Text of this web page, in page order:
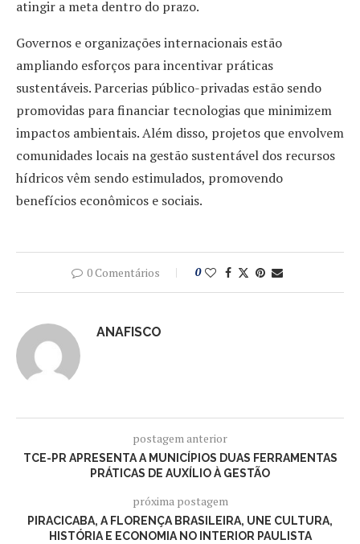
atingir a meta dentro do prazo.
Governos e organizações internacionais estão
ampliando esforços para incentivar práticas
sustentáveis. Parcerias público-privadas estão sendo
promovidas para financiar tecnologias que minimizem
impactos ambientais. Além disso, projetos que envolvem
comunidades locais na gestão sustentável dos recursos
hídricos vêm sendo estimulados, promovendo
benefícios econômicos e sociais.
0 Comentários 0
ANAFISCO
postagem anterior
TCE-PR APRESENTA A MUNICÍPIOS DUAS FERRAMENTAS
PRÁTICAS DE AUXÍLIO À GESTÃO
próxima postagem
PIRACICABA, A FLORENÇA BRASILEIRA, UNE CULTURA,
HISTÓRIA E ECONOMIA NO INTERIOR PAULISTA